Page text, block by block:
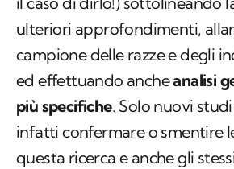
ulteriori approfondimenti,
campione delle razze e degli
ed effettuando ancheanalisi
più specifiche. Solo nuovi
infatti confermare o smentire
questa ricerca e anche gli